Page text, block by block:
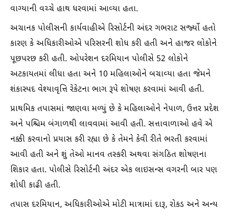
વાગ્યાની વચ્ચે હાથ ધરવામાં આવ્યા હતા.
અચાનક પોલીસની કાર્યવાહીએ રિસોર્ટની અંદર ગભરાટ સર્જ્યો હતો
કારણ કે અધિકારીઓએ પરિસરની શોધ કરી હતી અને હાજર લોકોને
પૂછપરછ કરી હતી. ઓપરેશન દરમિયાન પોલીસે 52 લોકોને
અટકાયતમાં લીધા હતા અને 10 મહિલાઓને બચાવ્યા હતા જેમને
શંકાસ્પદ વેશ્યાવૃત્તિ રેકેટના ભાગ રૂપે શોષણ કરવામાં આવી હતી.
પ્રાથમિક તપાસમાં જાણવા મળ્યું છે કે મહિલાઓને નેપાળ, ઉત્તર પ્રદેશ
અને પશ્ચિમ બંગાળથી લાવવામાં આવી હતી. સત્તાવાળાઓ હવે એ
નક્કી કરવાનો પ્રયાસ કરી રહ્યા છે કે તેમને કેવી રીતે ભરતી કરવામાં
આવી હતી અને શું તેઓ માનવ તસ્કરી અથવા સંગઠિત શોષણના
શિકાર હતા. પોલીસે રિસોર્ટની અંદર એક લાઇસન્સ વગરની બાર પણ
શોધી કાઢી હતી.
તપાસ દરમિયાન, અધિકારીઓએ મોટી માત્રામાં દારૂ, રોકડ અને અન્ય